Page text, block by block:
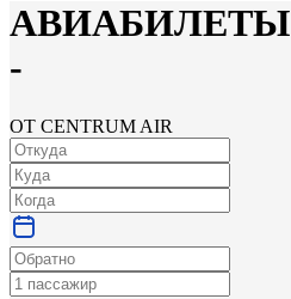
АВИАБИЛЕТЫ
-
ОТ CENTRUM AIR